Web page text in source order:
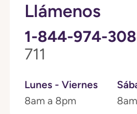
Llámenos
1-844-974-
711
Lunes - Viernes
8am a 8pm